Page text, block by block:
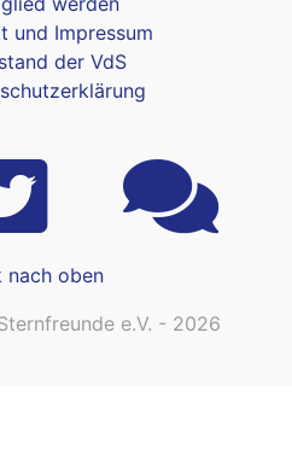
und Impressum
der VdS
nach oben
e.V. - 2026